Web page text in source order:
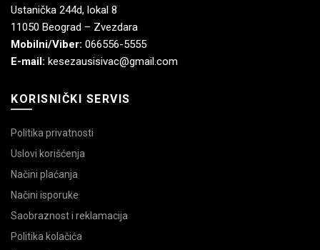
Ustanička 244d, lokal 8
11050 Beograd – Zvezdara
Mobilni/Viber: 066556-5555
E-mail: kesezausisivac@gmail.com
KORISNIČKI SERVIS
Politika privatnosti
Uslovi korišćenja
Načini plaćanja
Načini isporuke
Saobraznost i reklamacija
Politika kolačića